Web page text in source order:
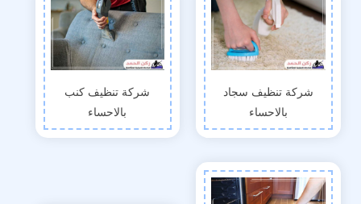
شركة تنظيف سجاد
بالاحساء
شركة تنظيف كنب
بالاحساء